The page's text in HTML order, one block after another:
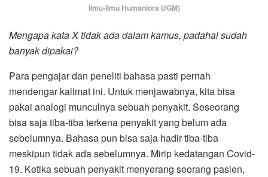
Ilmu-Ilmu Humaniora UGM)
Mengapa kata X tidak ada dalam kamus, padahal sudah
banyak dipakai?
Para pengajar dan peneliti bahasa pasti pernah
mendengar kalimat ini. Untuk menjawabnya, kita bisa
pakai analogi munculnya sebuah penyakit. Seseorang
bisa saja tiba-tiba terkena penyakit yang belum ada
sebelumnya. Bahasa pun bisa saja hadir tiba-tiba
meskipun tidak ada sebelumnya. Mirip kedatangan Covid-
19. Ketika sebuah penyakit menyerang seorang pasien,